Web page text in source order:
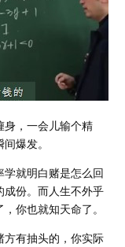
身，一会儿输个精
爆发。
就明白赌是怎么回
成份。而人生不外乎
你也就知天命了。
方有抽头的，你实际